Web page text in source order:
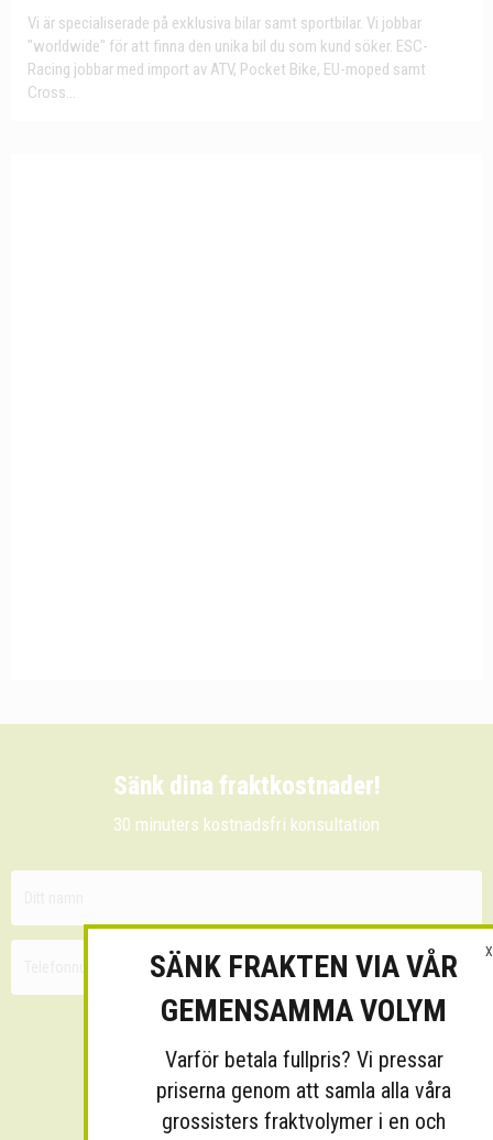
Vi är specialiserade på exklusiva bilar samt sportbilar. Vi jobbar
"worldwide" för att finna den unika bil du som kund söker. ESC-
Racing jobbar med import av ATV, Pocket Bike, EU-moped samt
Cross...
Sänk dina fraktkostnader!
30 minuters kostnadsfri konsultation
Skicka
X
SÄNK FRAKTEN VIA VÅR
GEMENSAMMA VOLYM
Varför betala fullpris? Vi pressar
priserna genom att samla alla våra
grossisters fraktvolymer i en och